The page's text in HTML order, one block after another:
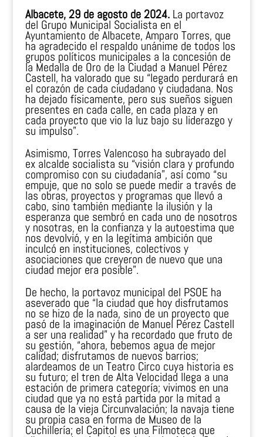
Albacete, 29 de agosto de 2024.La portavoz
del Grupo Municipal Socialista en el
Ayuntamiento de Albacete, Amparo Torres, que
ha agradecido el respaldo unánime de todos los
grupos políticos municipales a la concesión de
la Medalla de Oro de la Ciudad a Manuel Pérez
Castell, ha valorado que su “legado perdurará en
el corazón de cada ciudadano y ciudadana. Nos
ha dejado físicamente, pero sus sueños siguen
presentes en cada calle, en cada plaza y en
cada proyecto que vio la luz bajo su liderazgo y
su impulso”.
Asimismo, Torres Valencoso ha subrayado del
ex alcalde socialista su “visión clara y profundo
compromiso con su ciudadanía”, así como “su
empuje, que no solo se puede medir a través de
las obras, proyectos y programas que llevó a
cabo, sino también mediante la ilusión y la
esperanza que sembró en cada uno de nosotros
y nosotras, en la confianza y la autoestima que
nos devolvió, y en la legítima ambición que
inculcó en instituciones, colectivos y
asociaciones que creyeron de nuevo que una
ciudad mejor era posible”.
De hecho, la portavoz municipal del PSOE ha
aseverado que “la ciudad que hoy disfrutamos
no se hizo de la nada, sino de un proyecto que
pasó de la imaginación de Manuel Pérez Castell
a ser una realidad” y ha recordado que fruto de
su gestión, “ahora, bebemos agua de mejor
calidad; disfrutamos de nuevos barrios;
alardeamos de un Teatro Circo cuya historia es
su futuro; el tren de Alta Velocidad llega a una
estación de primera categoría; vivimos en una
ciudad que ya no está partida por la mitad a
causa de la vieja Circunvalación; la navaja tiene
su propia casa en forma de Museo de la
Cuchillería; el Capitol es una Filmoteca que